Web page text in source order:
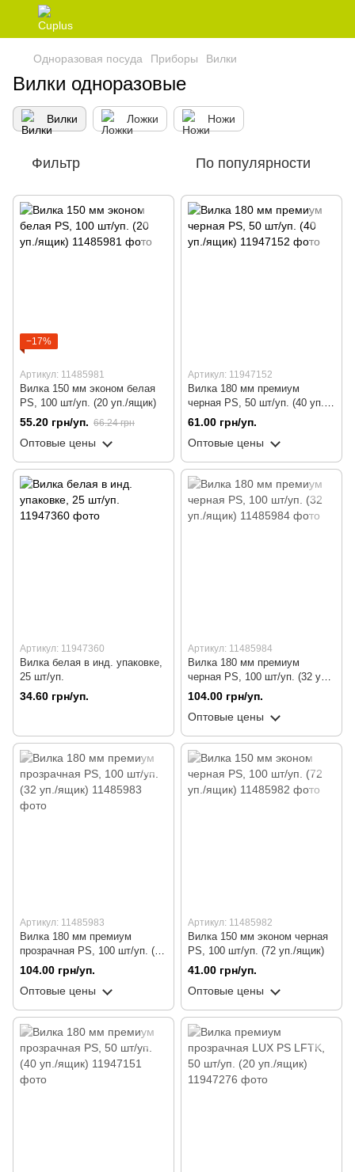
Одноразовая посуда Приборы Вилки
Вилки одноразовые
Вилки Ложки Ножи
Фильтр По популярности
−17%
Артикул: 11485981
Вилка 150 мм эконом белая
PS, 100 шт/уп. (20 уп./ящик)
55.20 грн/уп. 66.24 грн
Оптовые цены
Артикул: 11947152
Вилка 180 мм премиум
черная PS, 50 шт/уп. (40 уп./
ящик)
61.00 грн/уп.
Оптовые цены
Артикул: 11947360
Вилка белая в инд. упаковке,
25 шт/уп.
34.60 грн/уп.
Артикул: 11485984
Вилка 180 мм премиум
черная PS, 100 шт/уп. (32 уп./
ящик)
104.00 грн/уп.
Оптовые цены
Артикул: 11485983
Вилка 180 мм премиум
прозрачная PS, 100 шт/уп. (32
уп./ящик)
104.00 грн/уп.
Оптовые цены
Артикул: 11485982
Вилка 150 мм эконом черная
PS, 100 шт/уп. (72 уп./ящик)
41.00 грн/уп.
Оптовые цены